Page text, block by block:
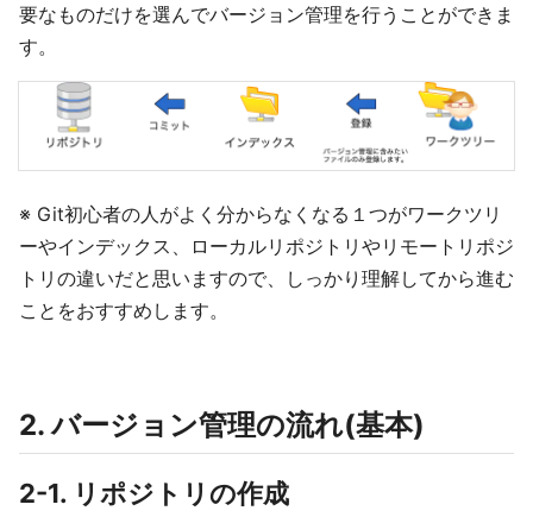
要なものだけを選んでバージョン管理を行うことができま
す。
※ Git初心者の人がよく分からなくなる１つがワークツリ
ーやインデックス、ローカルリポジトリやリモートリポジ
トリの違いだと思いますので、しっかり理解してから進む
ことをおすすめします。
2. バージョン管理の流れ(基本)
2-1. リポジトリの作成